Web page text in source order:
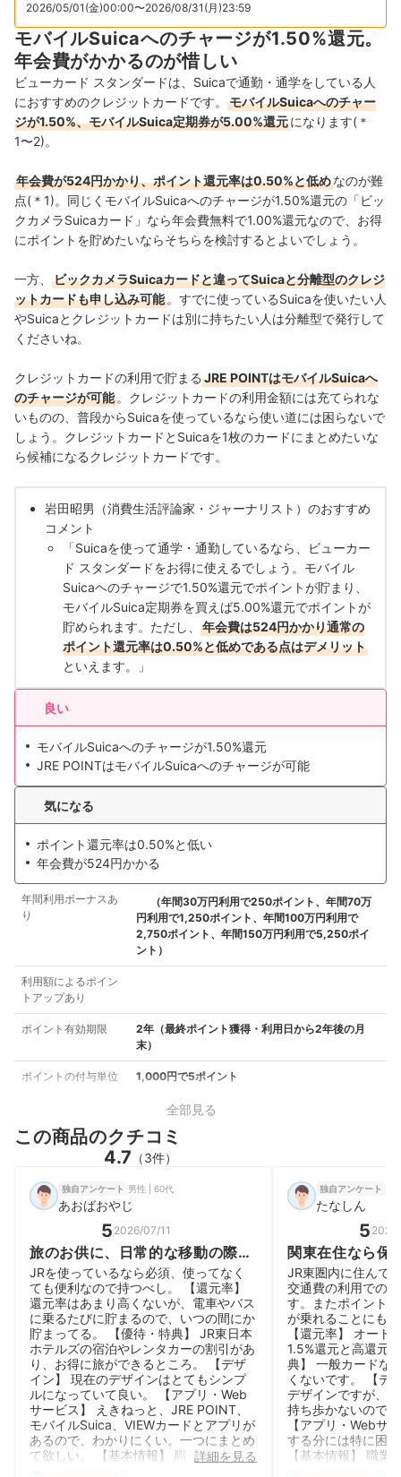
2026/05/01(金)00:00〜2026/08/31(月)23:59
モバイルSuicaへのチャージが1.50%還元。
年会費がかかるのが惜しい
ビューカード スタンダードは、Suicaで通勤・通学をしている人
におすすめのクレジットカードです。
モバイルSuicaへのチャー
ジが1.50%、モバイルSuica定期券が5.00%還元になります(＊
1〜2)。
年会費が524円かかり、ポイント還元率は0.50%と低めなのが難
点(＊1)。同じくモバイルSuicaへのチャージが1.50%還元の「ビッ
クカメラSuicaカード」なら年会費無料で1.00%還元なので、お得
にポイントを貯めたいならそちらを検討するとよいでしょう。
一方、
ビックカメラSuicaカードと違ってSuicaと分離型のクレジ
ットカードも申し込み可能 。すでに使っているSuicaを使いたい人
やSuicaとクレジットカードは別に持ちたい人は分離型で発行して
くださいね。
クレジットカードの利用で貯まる JRE POINTはモバイルSuicaへ
のチャージが可能 。クレジットカードの利用金額には充てられな
いものの、普段からSuicaを使っているなら使い道には困らないで
しょう。クレジットカードとSuicaを1枚のカードにまとめたいな
ら候補になるクレジットカードです。
岩田昭男（消費生活評論家・ジャーナリスト）のおすすめ
コメント
「Suicaを使って通学・通勤しているなら、ビューカー
ド スタンダードをお得に使えるでしょう。モバイル
Suicaヘのチャージで1.50%還元でポイントが貯まり、
モバイルSuica定期券を買えば5.00%還元でポイントが
貯められます。ただし、
年会費は524円かかり通常の
ポイント還元率は0.50%と低めである点はデメリット
といえます。」
良い
モバイルSuicaへのチャージが1.50%還元
JRE POINTはモバイルSuicaへのチャージが可能
気になる
ポイント還元率は0.50%と低い
年会費が524円かかる
年間利用ボーナスあ
り
（年間30万円利用で250ポイント、年間70万
円利用で1,250ポイント、年間100万円利用で
2,750ポイント、年間150万円利用で5,250ポイ
ント）
利用額によるポイン
トアップあり
ポイント有効期限
2年（最終ポイント獲得・利用日から2年後の月
末）
ポイントの付与単位 1,000円で5ポイント
全部見る
この商品のクチコミ
4.7 （3件）
独自アンケート 男性 | 60代
あおばおやじ
5 2026/07/11
旅のお供に、日常的な移動の際に
も便利に使えます。
JRを使っているなら必須、使ってなく
ても便利なので持つべし。 【還元率】
還元率はあまり高くないが、電車やバス
に乗るたびに貯まるので、いつの間にか
貯まってる。 【優待・特典】 JR東日本
ホテルズの宿泊やレンタカーの割引があ
り、お得に旅ができるところ。 【デザ
イン】 現在のデザインはとてもシンプ
ルになっていて良い。 【アプリ・Web
サービス】 えきねっと、JRE POINT、
モバイルSuica、VIEWカードとアプリが
あるので、わかりにくい。一つにまとめ
て欲しい。 【基本情報】 職業：無職・
詳細を見る
独自アンケート
たなしん
5
関東在住なら保
強のクレジット
JR東圏内に住んで
交通費の利用での
す。またポイント
が乗れることにも
【還元率】 オート
1.5%還元と高還元
典】 一般カードな
くないです。 【デ
デザインですが、
持ち歩かないので
【アプリ・Webサ
する分には特に困
【基本情報】 職業